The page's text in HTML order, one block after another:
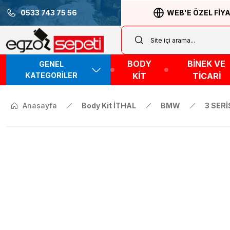
0533 743 75 56 WEB'E ÖZEL
GENEL
KATEGORİLER
BODY
KİT
BİNEK VE
TİCARİ
Anasayfa Body Kit İTHAL BMW 3